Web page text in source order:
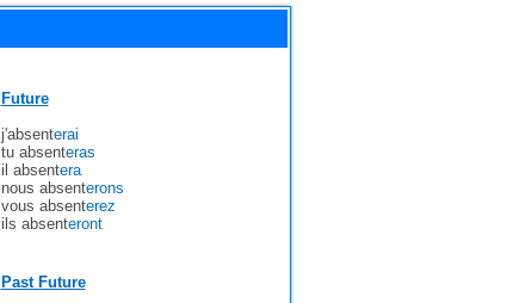
Future
j'absenterai
tu absenteras
il absentera
nous absenterons
vous absenterez
ils absenteront
Past Future